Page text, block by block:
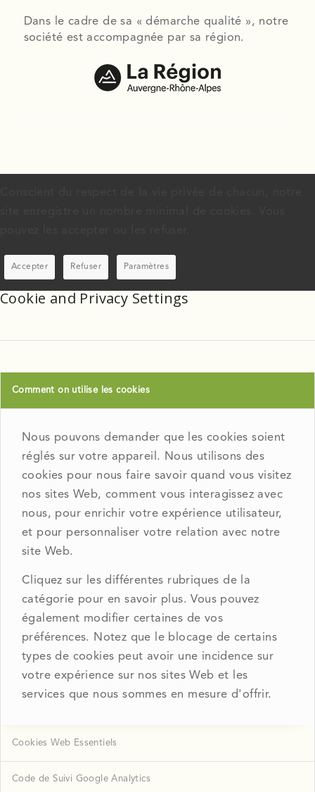
Dans le cadre de sa « démarche qualité », notre
société est accompagnée par sa région.
Accepter Refuser Paramètres
Cookie and Privacy Settings
Comment on utilise les cookies
Nous pouvons demander que les cookies soient
réglés sur votre appareil. Nous utilisons des
cookies pour nous faire savoir quand vous visitez
nos sites Web, comment vous interagissez avec
nous, pour enrichir votre expérience utilisateur,
et pour personnaliser votre relation avec notre
site Web.
Cliquez sur les différentes rubriques de la
catégorie pour en savoir plus. Vous pouvez
également modifier certaines de vos
préférences. Notez que le blocage de certains
types de cookies peut avoir une incidence sur
votre expérience sur nos sites Web et les
services que nous sommes en mesure d'offrir.
Cookies Web Essentiels
Code de Suivi Google Analytics